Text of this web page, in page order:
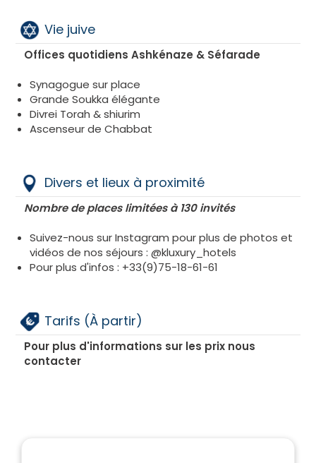
Glatt Cacher Laméhadrine, Chalav Israël, sous la
Vie juive
Offices quotidiens Ashkénaze & Séfarade
Synagogue sur place
Grande Soukka élégante
Divrei Torah & shiurim
Ascenseur de Chabbat
Divers et lieux à proximité
Nombre de places limitées à 130 invités
Suivez-nous sur Instagram pour plus de photos et
vidéos de nos séjours : @kluxury_hotels
Pour plus d'infos : +33(9)75-18-61-61
Tarifs (À partir)
Pour plus d'informations sur les prix nous
contacter